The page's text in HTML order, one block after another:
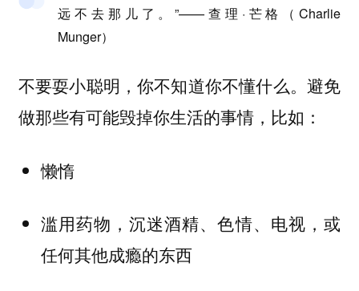
远不去那儿了。”——查理·芒格（Charlie
Munger）
不要耍小聪明，你不知道你不懂什么。避免
做那些有可能毁掉你生活的事情，比如：
懒惰
滥用药物，沉迷酒精、色情、电视，或
任何其他成瘾的东西